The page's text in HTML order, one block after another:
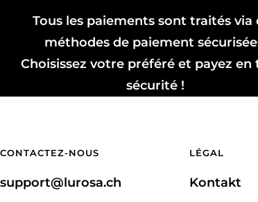
Tous les paiements sont traités via
méthodes de paiement
Choisissez votre préféré et payez en
sécurité !
CONTACTEZ-NOUS
support@lurosa.ch
LÉGAL
Kontakt